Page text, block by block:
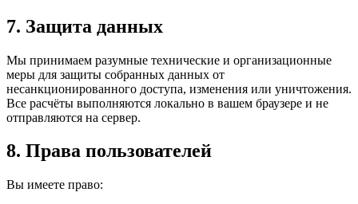
7. Защита данных
Мы принимаем разумные технические и организационные
меры для защиты собранных данных от
несанкционированного доступа, изменения или уничтожения.
Все расчёты выполняются локально в вашем браузере и не
отправляются на сервер.
8. Права пользователей
Вы имеете право: